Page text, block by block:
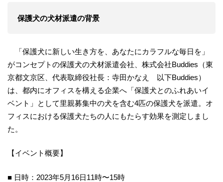
保護犬の犬材派遣の背景
「保護犬に新しい生き方を、あなたにカラフルな毎日を」
がコンセプトの保護犬の犬材派遣会社、株式会社Buddies（東
京都文京区、代表取締役社長：寺田かなえ 以下Buddies）
は、都内にオフィスを構える企業へ「保護犬とのふれあいイ
ベント」として里親募集中の犬を含む4匹の保護犬を派遣。オ
フィスにおける保護犬たちの人にもたらす効果を測定しまし
た。
【イベント概要】
■ 日時：2023年5月16日11時〜15時